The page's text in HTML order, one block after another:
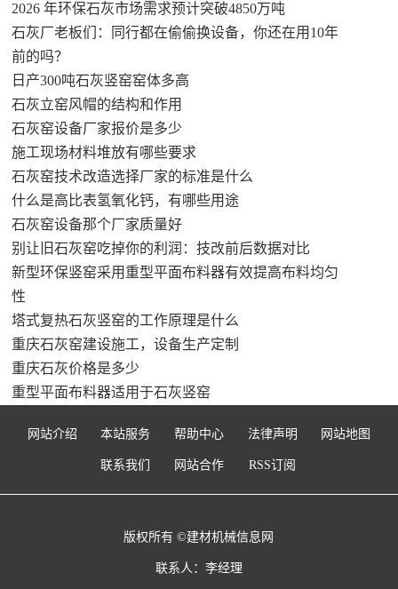
2026 年环保石灰市场需求预计突破4850万吨
石灰厂老板们：同行都在偷偷换设备，你还在用10年
前的吗？
日产300吨石灰竖窑窑体多高
石灰立窑风帽的结构和作用
石灰窑设备厂家报价是多少
施工现场材料堆放有哪些要求
石灰窑技术改造选择厂家的标准是什么
什么是高比表氢氧化钙，有哪些用途
石灰窑设备那个厂家质量好
别让旧石灰窑吃掉你的利润：技改前后数据对比
新型环保竖窑采用重型平面布料器有效提高布料均匀
性
塔式复热石灰竖窑的工作原理是什么
重庆石灰窑建设施工，设备生产定制
重庆石灰价格是多少
重型平面布料器适用于石灰竖窑
网站介绍 本站服务 帮助中心 法律声明 网站地图
联系我们 网站合作 RSS订阅
版权所有 ©建材机械信息网
联系人：李经理